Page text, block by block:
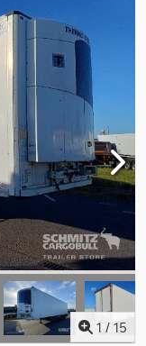
1 / 15